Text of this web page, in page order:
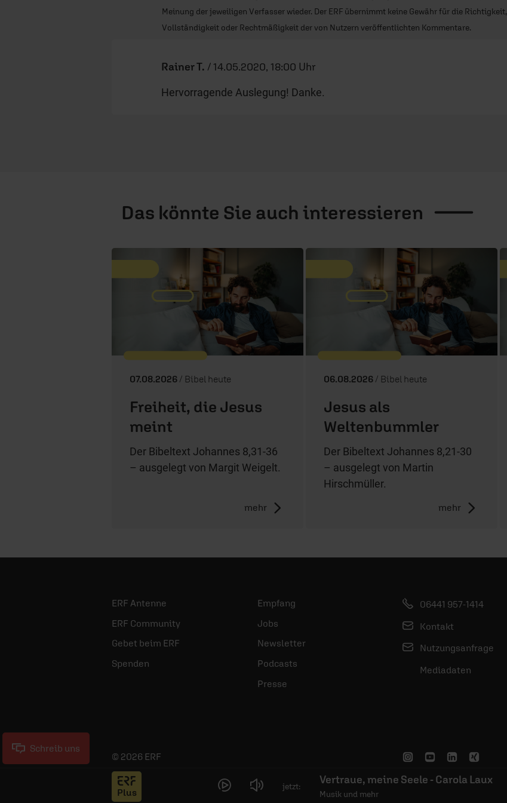
Meinung der jeweiligen Verfasser wieder. Der ERF übernimmt keine Gewähr für die Richtigkeit,
Vollständigkeit oder Rechtmäßigkeit der von Nutzern veröffentlichten Kommentare.
Rainer T. / 14.05.2020, 18:00 Uhr
Hervorragende Auslegung! Danke.
Das könnte Sie auch interessieren
07.08.2026 / Bibel heute
Freiheit, die Jesus
meint
Der Bibeltext Johannes 8,31-36
– ausgelegt von Margit Weigelt.
mehr
06.08.2026 / Bibel heute
Jesus als
Weltenbummler
Der Bibeltext Johannes 8,21-30
– ausgelegt von Martin
Hirschmüller.
mehr
ERF Antenne
ERF Community
Gebet beim ERF
Spenden
Empfang
Jobs
Newsletter
Podcasts
Presse
06441 957-1414
Kontakt
Nutzungsanfrage
Mediadaten
© 2026 ERF
Jess
Plus
jetzt: Vertraue, meine Seele - Carola Laux
Musik und mehr
Schreib uns